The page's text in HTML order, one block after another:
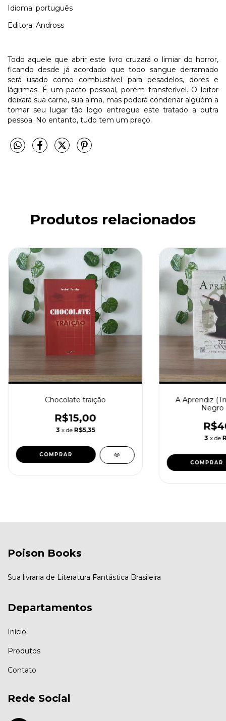
Idioma: português
Editora: Andross
Todo aquele que abrir este livro cruzará o limiar do horror,
ficando desde já acordado que todo sangue derramado
será usado como combustível para pesadelos, dores e
lágrimas. É um pacto pessoal, porém transferível. O leitor
deixará sua carne, sua alma, mas poderá condenar alguém a
tomar seu lugar tão logo entregue este tratado a outra
pessoa. No entanto, tudo tem um preço.
Produtos relacionados
Chocolate traição
R$15,00
3 x de R$5,35
A Aprendiz
Negro
3 x de
Poison Books
Sua livraria de Literatura Fantástica Brasileira
Departamentos
Início
Produtos
Contato
Rede Social